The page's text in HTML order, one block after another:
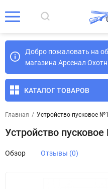
Добро пожаловать на
магазина Арсенал
КАТАЛОГ ТОВАРОВ
Главная / Устройство пусковое
Устройство
Обзор Отзывы (0)